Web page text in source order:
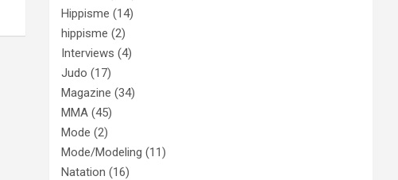
Hippisme (14)
hippisme (2)
Interviews (4)
Judo (17)
Magazine (34)
MMA (45)
Mode (2)
Mode/Modeling (11)
Natation (16)